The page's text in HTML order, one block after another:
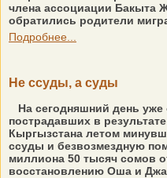
члена ассоциации Бакыта
обратились родители
Подробнее...
Не ссуды, а суды
На сегодняшний день
пострадавших в
Кыргызстана летом
ссуды и безвозмездную
миллиона 50 тысяч сомов
восстановлению Оша и